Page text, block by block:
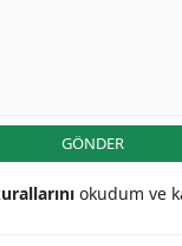
GÖNDER
okudum ve